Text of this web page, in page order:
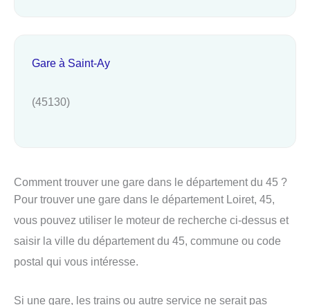
Gare à Saint-Ay
(45130)
Comment trouver une gare dans le département du 45 ?
Pour trouver une gare dans le département Loiret, 45,
vous pouvez utiliser le moteur de recherche ci-dessus et
saisir la ville du département du 45, commune ou code
postal qui vous intéresse.
Si une gare, les trains ou autre service ne serait pas